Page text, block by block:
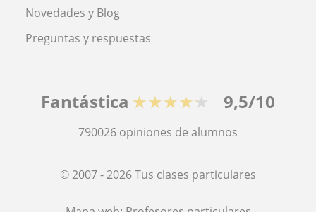
Novedades y Blog
Preguntas y respuestas
Fantástica ★★★★★ 9,5/10
790026 opiniones de alumnos
© 2007 - 2026 Tus clases particulares